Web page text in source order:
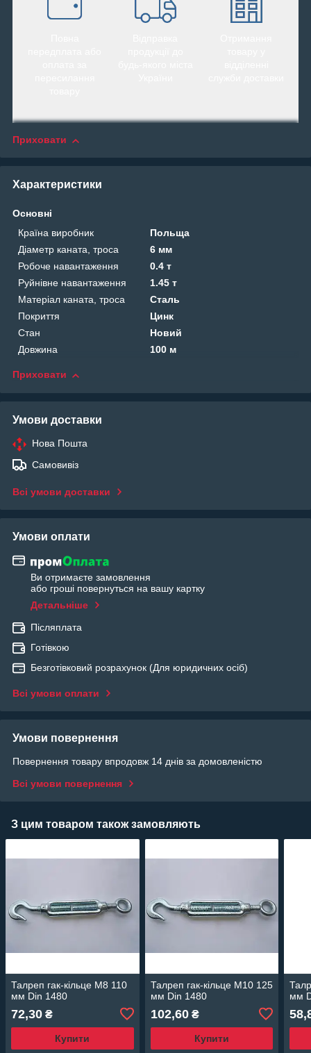
Приховати
Характеристики
Основні
Країна виробник
Польща
Діаметр каната, троса
6 мм
Робоче навантаження
0.4 т
Руйнівне навантаження
1.45 т
Матеріал каната, троса
Сталь
Покриття
Цинк
Стан
Новий
Довжина
100 м
Приховати
Умови доставки
Нова Пошта
Самовивіз
Всі умови доставки
Умови оплати
Ви отримаєте замовлення
або гроші повернуться на вашу картку
Детальніше
Післяплата
Готівкою
Безготівковий розрахунок (Для юридичних осіб)
Всі умови оплати
Умови повернення
Повернення товару впродовж 14 днів за домовленістю
Всі умови повернення
З цим товаром також замовляють
Талреп гак-кільце М8 110
мм Din 1480
72,30 ₴
Купити
Талреп гак-кільце М10 125
мм Din 1480
102,60₴
Купити
мм